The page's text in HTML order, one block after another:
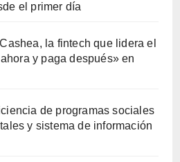
el primer día
la fintech que lidera el
y paga después» en
de programas sociales
y sistema de información